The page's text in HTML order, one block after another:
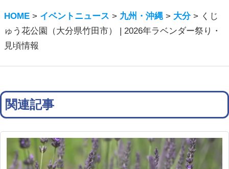
HOME > イベントニュース > 九州・沖縄 > 大分 > くじ
ゅう花公園（大分県竹田市） | 2026年ラベンダー祭り・
見頃情報
関連記事